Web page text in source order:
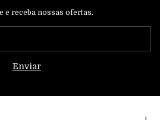
e receba nossas ofertas.